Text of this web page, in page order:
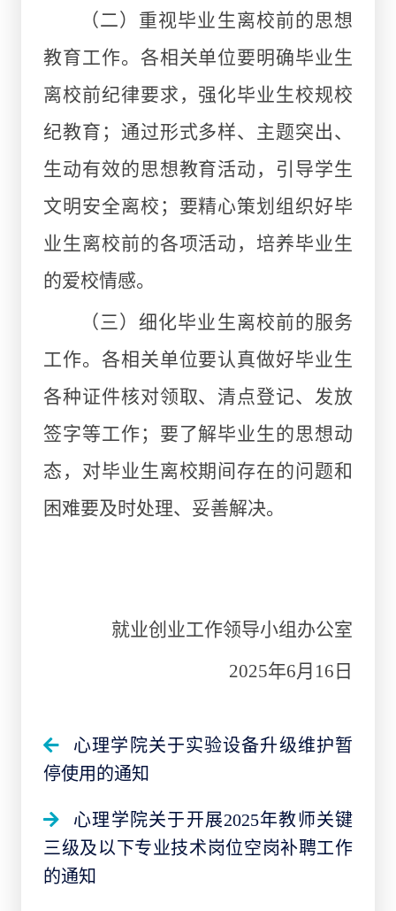
（二）重视毕业生离校前的思想
教育工作。各相关单位要明确毕业生
离校前纪律要求，强化毕业生校规校
纪教育；通过形式多样、主题突出、
生动有效的思想教育活动，引导学生
文明安全离校；要精心策划组织好毕
业生离校前的各项活动，培养毕业生
的爱校情感。
（三）细化毕业生离校前的服务
工作。各相关单位要认真做好毕业生
各种证件核对领取、清点登记、发放
签字等工作；要了解毕业生的思想动
态，对毕业生离校期间存在的问题和
困难要及时处理、妥善解决。
就业创业工作领导小组办公室
2025年6月16日
心理学院关于实验设备升级维护暂
停使用的通知
心理学院关于开展2025年教师关键
三级及以下专业技术岗位空岗补聘工作
的通知